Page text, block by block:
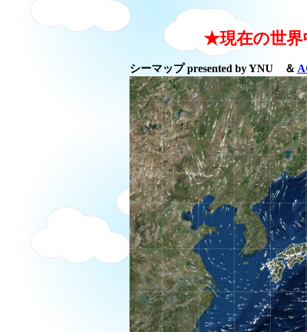
★現在の世界
シーマップ presented by YNU ＆